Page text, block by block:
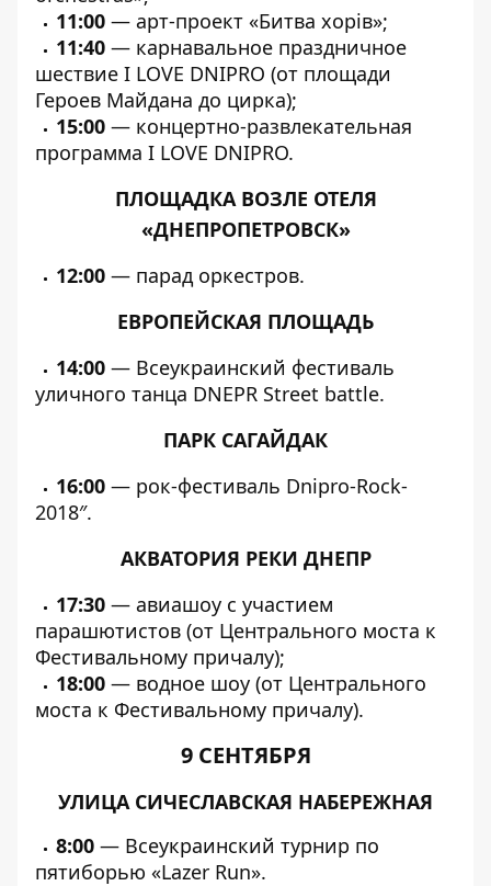
11:00 — арт-проект «Битва хорів»;
11:40 — карнавальное праздничное
шествие I LOVE DNIPRO (от площади
Героев Майдана до цирка);
15:00 — концертно-развлекательная
программа I LOVE DNIPRO.
ПЛОЩАДКА ВОЗЛЕ ОТЕЛЯ
«ДНЕПРОПЕТРОВСК»
12:00 — парад оркестров.
ЕВРОПЕЙСКАЯ ПЛОЩАДЬ
14:00 — Всеукраинский фестиваль
уличного танца DNEPR Street battle.
ПАРК САГАЙДАК
16:00 — рок-фестиваль Dnipro-Rock-
2018″.
АКВАТОРИЯ РЕКИ ДНЕПР
17:30 — авиашоу с участием
парашютистов (от Центрального моста к
Фестивальному причалу);
18:00 — водное шоу (от Центрального
моста к Фестивальному причалу).
9 СЕНТЯБРЯ
УЛИЦА СИЧЕСЛАВСКАЯ НАБЕРЕЖНАЯ
8:00 — Всеукраинский турнир по
пятиборью «Lazer Run».